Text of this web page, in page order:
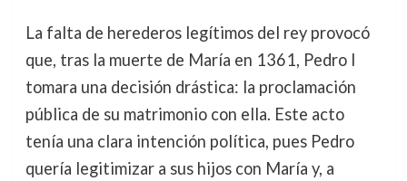
La falta de herederos legítimos del rey provocó
que, tras la muerte de María en 1361, Pedro I
tomara una decisión drástica: la proclamación
pública de su matrimonio con ella. Este acto
tenía una clara intención política, pues Pedro
quería legitimizar a sus hijos con María y, a